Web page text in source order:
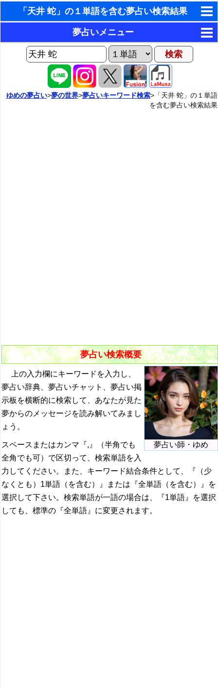
「天井 蛇」の１単語を含む夢占い検索結果
東洋・西洋占星術
ホラリー占星術
手相占いで未来診断
タロットカードで無料占い
夢占いメニュー
AIゆめの夢占いチャット
ヨセフの夢占い
夢占い掲示板
ゆめの夢占い>夢の世界>夢占いキーワード検索>「天井 蛇」の１単語
を含む夢占い検索結果
夢占い検索概要
夢占い師・ゆめ
上の入力欄にキーワードを入力し、
夢占い辞典、夢占いチャット、夢占い掲
示板を横断的に検索して、あなたが見た
夢からのメッセージを読み解いてみまし
ょう。
スペースまたはカンマ『,』（半角でも
全角でも可）で区切って、検索単語を入
力してください。また、キーワード結合条件として、『（少
なくとも）1単語（を含む）』または『全単語（を含む）』を
選択して下さい。検索単語が一語の場合は、『1単語』を選択
しても、標準の『全単語』に変更されます。